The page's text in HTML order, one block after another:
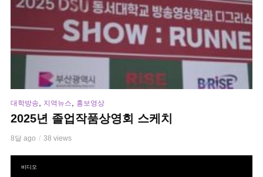
대학방송 지역뉴스 홍보영상
2025년 졸업작품상영회 스케치
8달 ago 38 views
비디오